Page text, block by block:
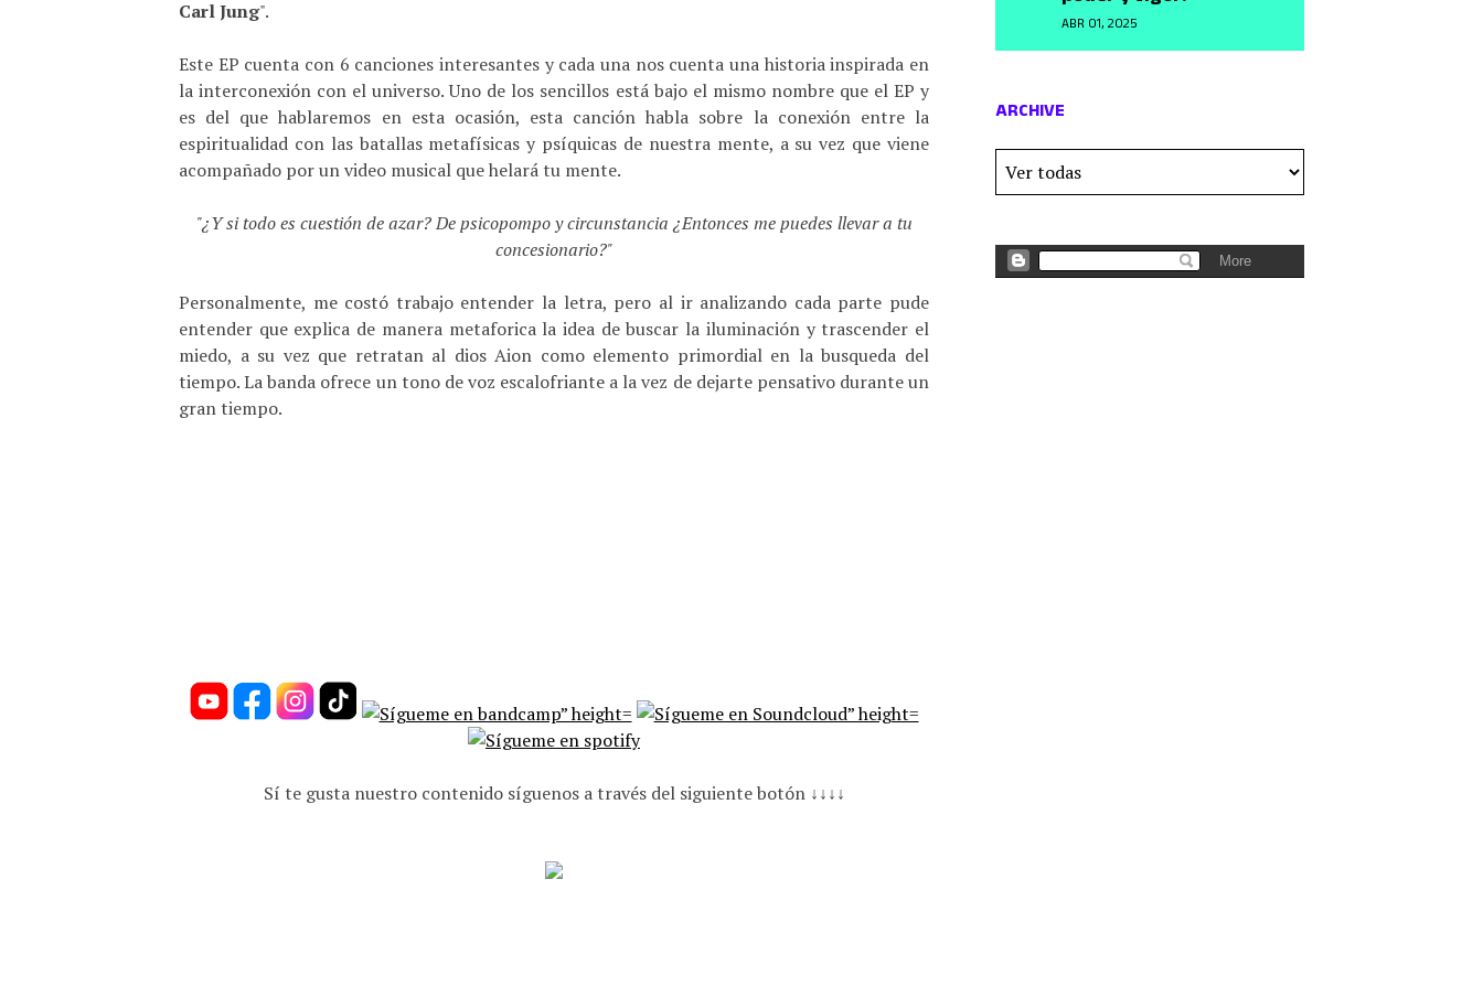
Carl Jung".
Este EP cuenta con 6 canciones interesantes y cada una nos cuenta una historia inspirada en
la interconexión con el universo. Uno de los sencillos está bajo el mismo nombre que el EP y
es del que hablaremos en esta ocasión, esta canción habla sobre la conexión entre la
espiritualidad con las batallas metafísicas y psíquicas de nuestra mente, a su vez que viene
acompañado por un video musical que helará tu mente.
"¿Y si todo es cuestión de azar? De psicopompo y circunstancia ¿Entonces me puedes llevar a tu
concesionario?"
Personalmente, me costó trabajo entender la letra, pero al ir analizando cada parte pude
entender que explica de manera metaforica la idea de buscar la iluminación y trascender el
miedo, a su vez que retratan al dios Aion como elemento primordial en la busqueda del
tiempo. La banda ofrece un tono de voz escalofriante a la vez de dejarte pensativo durante un
gran tiempo.
Sí te gusta nuestro contenido síguenos a través del siguiente botón ↓↓↓↓
ABR 01, 2025
ARCHIVE